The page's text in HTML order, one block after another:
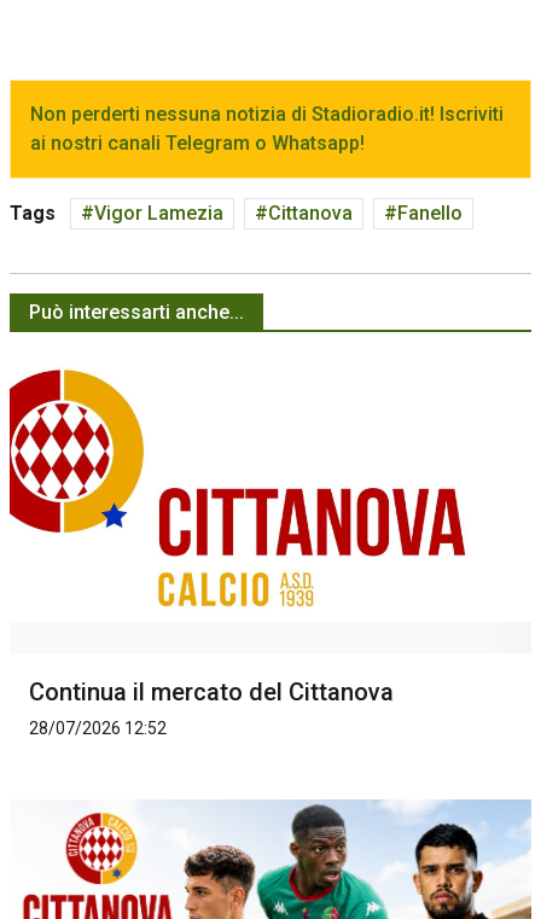
Non perderti nessuna notizia di Stadioradio.it! Iscriviti
ai nostri canali Telegram o Whatsapp!
Tags Vigor Lamezia Cittanova Fanello
Può interessarti anche...
Continua il mercato del Cittanova
28/07/2026 12:52